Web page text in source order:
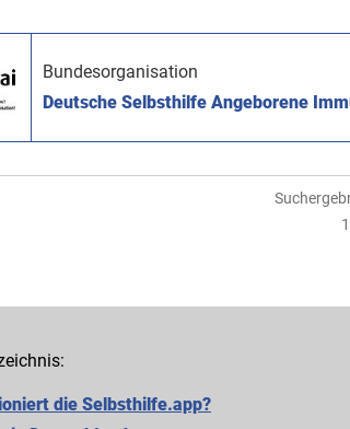
Bundesorganisation
Deutsche Selbsthilfe Angeborene
1
die Selbsthilfe.app?